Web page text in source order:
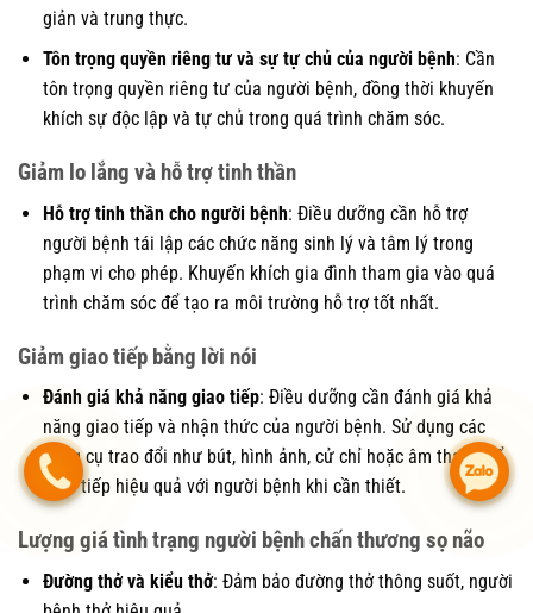
giản và trung thực.
Tôn trọng quyền riêng tư và sự tự chủ của người bệnh: Cần
tôn trọng quyền riêng tư của người bệnh, đồng thời khuyến
khích sự độc lập và tự chủ trong quá trình chăm sóc.
Giảm lo lắng và hỗ trợ tinh thần
Hỗ trợ tinh thần cho người bệnh: Điều dưỡng cần hỗ trợ
người bệnh tái lập các chức năng sinh lý và tâm lý trong
phạm vi cho phép. Khuyến khích gia đình tham gia vào quá
trình chăm sóc để tạo ra môi trường hỗ trợ tốt nhất.
Giảm giao tiếp bằng lời nói
Đánh giá khả năng giao tiếp: Điều dưỡng cần đánh giá khả
năng giao tiếp và nhận thức của người bệnh. Sử dụng các
dụng cụ trao đổi như bút, hình ảnh, cử chỉ hoặc âm thanh để
giao tiếp hiệu quả với người bệnh khi cần thiết.
Lượng giá tình trạng người bệnh chấn thương sọ não
Đường thở và kiểu thở: Đảm bảo đường thở thông suốt, người
. .